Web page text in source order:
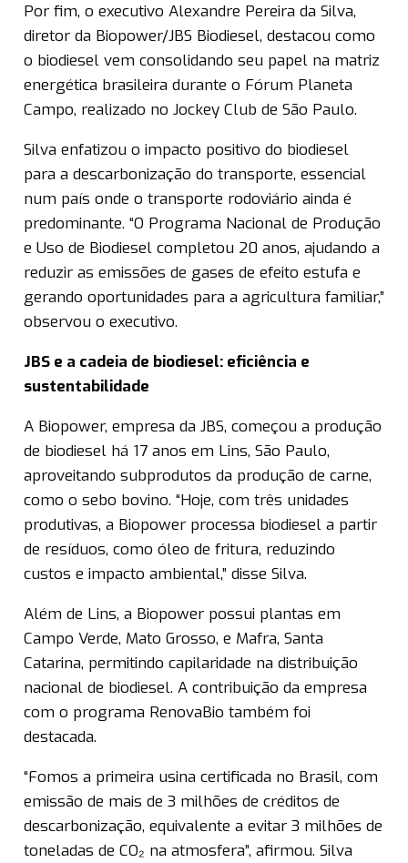
Por fim, o executivo Alexandre Pereira da Silva,
diretor da Biopower/JBS Biodiesel, destacou como
o biodiesel vem consolidando seu papel na matriz
energética brasileira durante o Fórum Planeta
Campo, realizado no Jockey Club de São Paulo.
Silva enfatizou o impacto positivo do biodiesel
para a descarbonização do transporte, essencial
num país onde o transporte rodoviário ainda é
predominante. “O Programa Nacional de Produção
e Uso de Biodiesel completou 20 anos, ajudando a
reduzir as emissões de gases de efeito estufa e
gerando oportunidades para a agricultura familiar,”
observou o executivo.
JBS e a cadeia de biodiesel: eficiência e
sustentabilidade
A Biopower, empresa da JBS, começou a produção
de biodiesel há 17 anos em Lins, São Paulo,
aproveitando subprodutos da produção de carne,
como o sebo bovino. “Hoje, com três unidades
produtivas, a Biopower processa biodiesel a partir
de resíduos, como óleo de fritura, reduzindo
custos e impacto ambiental,” disse Silva.
Além de Lins, a Biopower possui plantas em
Campo Verde, Mato Grosso, e Mafra, Santa
Catarina, permitindo capilaridade na distribuição
nacional de biodiesel. A contribuição da empresa
com o programa RenovaBio também foi
destacada.
“Fomos a primeira usina certificada no Brasil, com
emissão de mais de 3 milhões de créditos de
descarbonização, equivalente a evitar 3 milhões de
toneladas de CO₂ na atmosfera”, afirmou. Silva